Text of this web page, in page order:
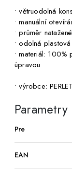
• větruodolná
• manuální
• průměr
• odolná
• materiál:
úpravou
• výrobce:
Parametry
Pre
EAN